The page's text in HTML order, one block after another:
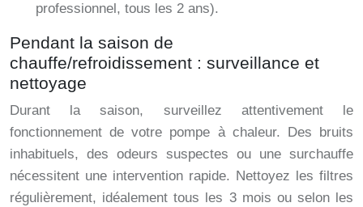
professionnel, tous les 2 ans).
Pendant la saison de
chauffe/refroidissement : surveillance et
nettoyage
Durant la saison, surveillez attentivement le
fonctionnement de votre pompe à chaleur. Des bruits
inhabituels, des odeurs suspectes ou une surchauffe
nécessitent une intervention rapide. Nettoyez les filtres
régulièrement, idéalement tous les 3 mois ou selon les